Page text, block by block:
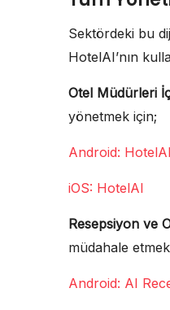
Sektördeki bu
HotelAI’nın
Otel Müdürleri
yönetmek için;
Android: HotelAI
iOS: HotelAI
Resepsiyon ve
müdahale
Android: AI